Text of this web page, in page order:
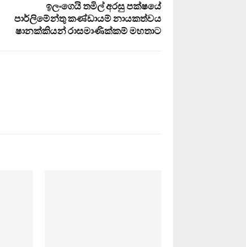
ඉලංගෙයි තමිල් අරසු පක්ෂයේ
පාර්ලිමේන්තු කණ්ඩායම් නායකත්වය
ෂානක්කියන් රාසමාණික්කම් මහතාට